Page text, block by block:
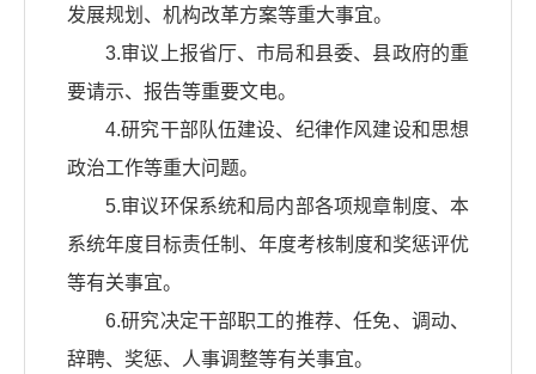
发展规划、机构改革方案等重大事宜。
3.审议上报省厅、市局和县委、县政府的重
要请示、报告等重要文电。
4.研究干部队伍建设、纪律作风建设和思想
政治工作等重大问题。
5.审议环保系统和局内部各项规章制度、本
系统年度目标责任制、年度考核制度和奖惩评优
等有关事宜。
6.研究决定干部职工的推荐、任免、调动、
辞聘、奖惩、人事调整等有关事宜。